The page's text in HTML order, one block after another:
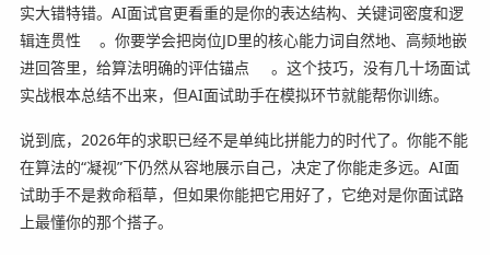
实大错特错。AI面试官更看重的是你的表达结构、关键词密度和逻
辑连贯性
。你要学会把岗位JD里的核心能力词自然地、高频地嵌
进回答里，给算法明确的评估锚点
。这个技巧，没有几十场面试
实战根本总结不出来，但AI面试助手在模拟环节就能帮你训练。
说到底，2026年的求职已经不是单纯比拼能力的时代了。你能不能
在算法的“凝视”下仍然从容地展示自己，决定了你能走多远。AI面
试助手不是救命稻草，但如果你能把它用好了，它绝对是你面试路
上最懂你的那个搭子。